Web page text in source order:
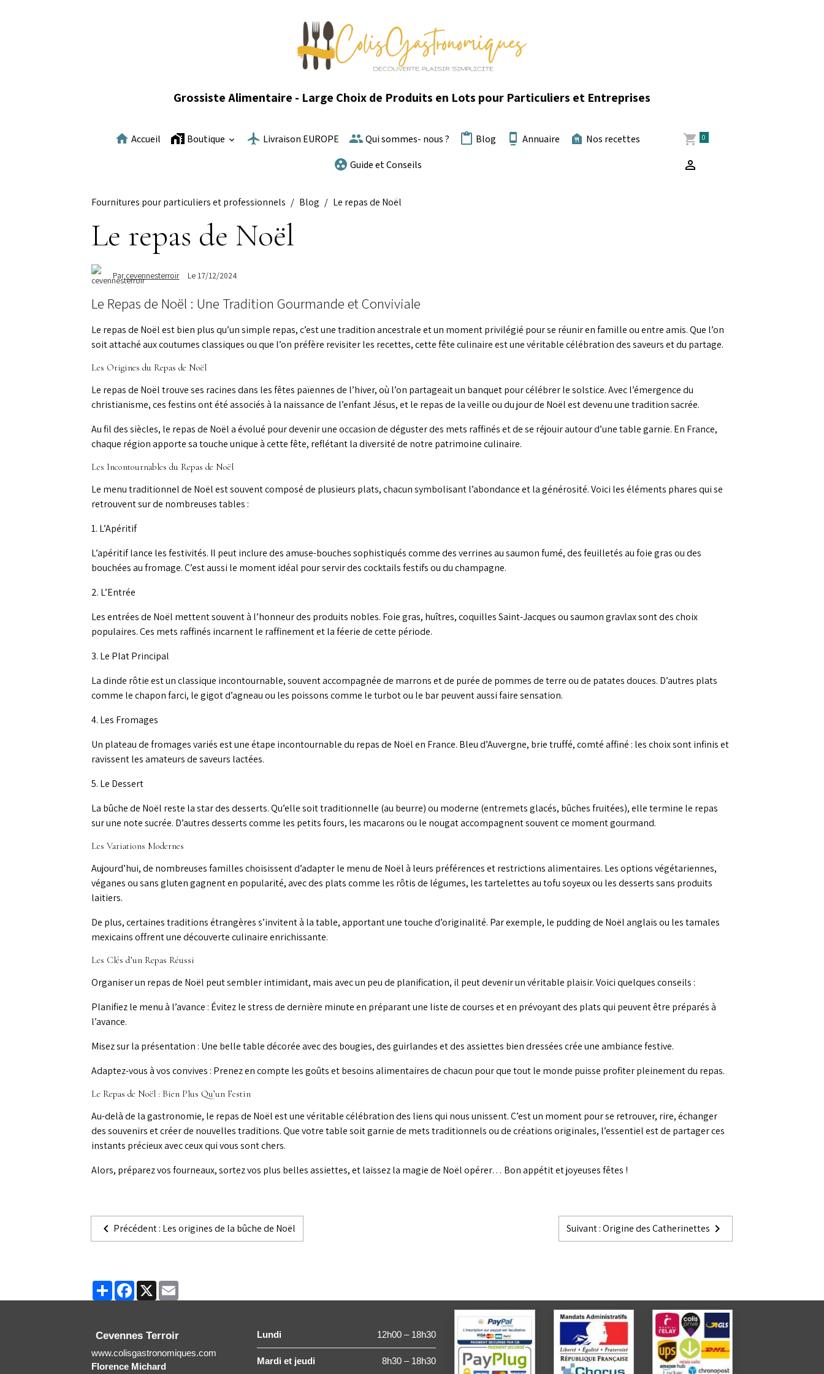
Grossiste Alimentaire - Large Choix de Produits en Lots pour Particuliers et Entreprises
Accueil Boutique Livraison EUROPE Qui sommes- nous ? Blog Annuaire
Nos recettes
Guide et Conseils
0
Fournitures pour particuliers et professionnels Blog Le repas de Noël
Le repas de Noël
Parcevennesterroir Le 17/12/2024
Le Repas de Noël : Une Tradition Gourmande et Conviviale
Le repas de Noël est bien plus qu’un simple repas, c’est une tradition ancestrale et un moment privilégié pour se réunir en famille ou entre amis. Que l’on
soit attaché aux coutumes classiques ou que l’on préfère revisiter les recettes, cette fête culinaire est une véritable célébration des saveurs et du partage.
Les Origines du Repas de Noël
Le repas de Noël trouve ses racines dans les fêtes païennes de l’hiver, où l’on partageait un banquet pour célébrer le solstice. Avec l’émergence du
christianisme, ces festins ont été associés à la naissance de l’enfant Jésus, et le repas de la veille ou du jour de Noël est devenu une tradition sacrée.
Au fil des siècles, le repas de Noël a évolué pour devenir une occasion de déguster des mets raffinés et de se réjouir autour d’une table garnie. En France,
chaque région apporte sa touche unique à cette fête, reflétant la diversité de notre patrimoine culinaire.
Les Incontournables du Repas de Noël
Le menu traditionnel de Noël est souvent composé de plusieurs plats, chacun symbolisant l’abondance et la générosité. Voici les éléments phares qui se
retrouvent sur de nombreuses tables :
1. L’Apéritif
L’apéritif lance les festivités. Il peut inclure des amuse-bouches sophistiqués comme des verrines au saumon fumé, des feuilletés au foie gras ou des
bouchées au fromage. C’est aussi le moment idéal pour servir des cocktails festifs ou du champagne.
2. L’Entrée
Les entrées de Noël mettent souvent à l’honneur des produits nobles. Foie gras, huîtres, coquilles Saint-Jacques ou saumon gravlax sont des choix
populaires. Ces mets raffinés incarnent le raffinement et la féerie de cette période.
3. Le Plat Principal
La dinde rôtie est un classique incontournable, souvent accompagnée de marrons et de purée de pommes de terre ou de patates douces. D’autres plats
comme le chapon farci, le gigot d’agneau ou les poissons comme le turbot ou le bar peuvent aussi faire sensation.
4. Les Fromages
Un plateau de fromages variés est une étape incontournable du repas de Noël en France. Bleu d’Auvergne, brie truffé, comté affiné : les choix sont infinis et
ravissent les amateurs de saveurs lactées.
5. Le Dessert
La bûche de Noël reste la star des desserts. Qu’elle soit traditionnelle (au beurre) ou moderne (entremets glacés, bûches fruitées), elle termine le repas
sur une note sucrée. D’autres desserts comme les petits fours, les macarons ou le nougat accompagnent souvent ce moment gourmand.
Les Variations Modernes
Aujourd’hui, de nombreuses familles choisissent d’adapter le menu de Noël à leurs préférences et restrictions alimentaires. Les options végétariennes,
véganes ou sans gluten gagnent en popularité, avec des plats comme les rôtis de légumes, les tartelettes au tofu soyeux ou les desserts sans produits
laitiers.
De plus, certaines traditions étrangères s’invitent à la table, apportant une touche d’originalité. Par exemple, le pudding de Noël anglais ou les tamales
mexicains offrent une découverte culinaire enrichissante.
Les Clés d’un Repas Réussi
Organiser un repas de Noël peut sembler intimidant, mais avec un peu de planification, il peut devenir un véritable plaisir. Voici quelques conseils :
Planifiez le menu à l’avance : Évitez le stress de dernière minute en préparant une liste de courses et en prévoyant des plats qui peuvent être préparés à
l’avance.
Misez sur la présentation : Une belle table décorée avec des bougies, des guirlandes et des assiettes bien dressées crée une ambiance festive.
Adaptez-vous à vos convives : Prenez en compte les goûts et besoins alimentaires de chacun pour que tout le monde puisse profiter pleinement du repas.
Le Repas de Noël : Bien Plus Qu’un Festin
Au-delà de la gastronomie, le repas de Noël est une véritable célébration des liens qui nous unissent. C’est un moment pour se retrouver, rire, échanger
des souvenirs et créer de nouvelles traditions. Que votre table soit garnie de mets traditionnels ou de créations originales, l’essentiel est de partager ces
instants précieux avec ceux qui vous sont chers.
Alors, préparez vos fourneaux, sortez vos plus belles assiettes, et laissez la magie de Noël opérer… Bon appétit et joyeuses fêtes !
Précédent : Les origines de la bûche de Noël Suivant : Origine des Catherinettes
PartagerFacebook
X
Cevennes Terroir
www.colisgastronomiques.com
Florence Michard
Lundi 12h00 – 18h30
Mardi et jeudi 8h30 – 18h30